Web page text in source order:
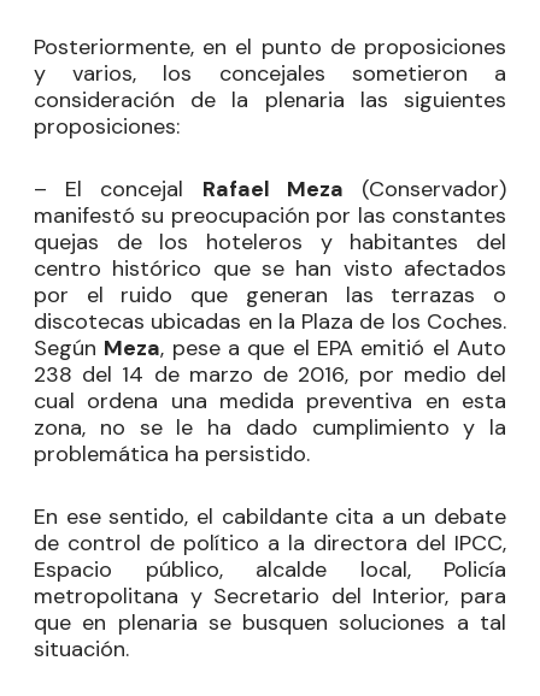
Posteriormente, en el punto de proposiciones
y varios, los concejales sometieron a
consideración de la plenaria las siguientes
proposiciones:
– El concejal Rafael Meza
(Conservador)
manifestó su preocupación por las constantes
quejas de los hoteleros y habitantes del
centro histórico que se han visto afectados
por el ruido que generan las terrazas o
discotecas ubicadas en la Plaza de los Coches.
Según Meza, pese a que el EPA emitió el Auto
238 del 14 de marzo de 2016, por medio del
cual ordena una medida preventiva en esta
zona, no se le ha dado cumplimiento y la
problemática ha persistido.
En ese sentido, el cabildante cita a un debate
de control de político a la directora del IPCC,
Espacio público, alcalde local, Policía
metropolitana y Secretario del Interior, para
que en plenaria se busquen soluciones a tal
situación.